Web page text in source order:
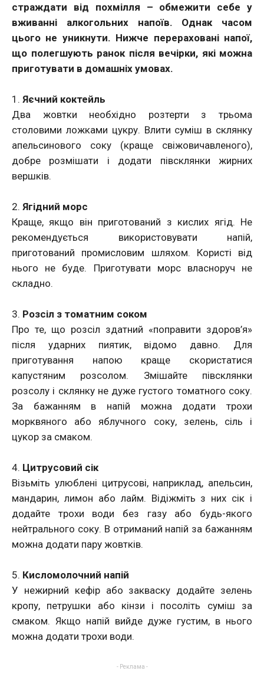
страждати від похмілля – обмежити себе у
вживанні алкогольних напоїв. Однак часом
цього не уникнути. Нижче перераховані напої,
що полегшують ранок після вечірки, які можна
приготувати в домашніх умовах.
1. Яєчний коктейль
Два жовтки необхідно розтерти з трьома
столовими ложками цукру. Влити суміш в склянку
апельсинового соку (краще свіжовичавленого),
добре розмішати і додати півсклянки жирних
вершків.
2. Ягідний морс
Краще, якщо він приготований з кислих ягід. Не
рекомендується використовувати напій,
приготований промисловим шляхом. Користі від
нього не буде. Приготувати морс власноруч не
складно.
3. Розсіл з томатним соком
Про те, що розсіл здатний «поправити здоров’я»
після ударних пиятик, відомо давно. Для
приготування напою краще скористатися
капустяним розсолом. Змішайте півсклянки
розсолу і склянку не дуже густого томатного соку.
За бажанням в напій можна додати трохи
морквяного або яблучного соку, зелень, сіль і
цукор за смаком.
4. Цитрусовий сік
Візьміть улюблені цитрусові, наприклад, апельсин,
мандарин, лимон або лайм. Відіжміть з них сік і
додайте трохи води без газу або будь-якого
нейтрального соку. В отриманий напій за бажанням
можна додати пару жовтків.
5. Кисломолочний напій
У нежирний кефір або закваску додайте зелень
кропу, петрушки або кінзи і посоліть суміш за
смаком. Якщо напій вийде дуже густим, в нього
можна додати трохи води.
- Реклама -